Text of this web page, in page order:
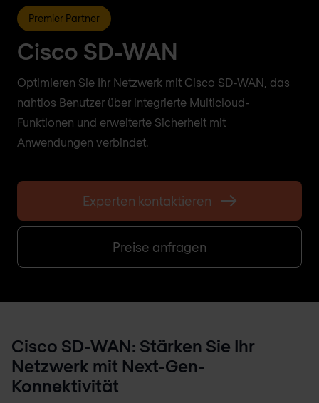
Premier Partner
Cisco SD-WAN
Optimieren Sie Ihr Netzwerk mit Cisco SD-WAN, das
nahtlos Benutzer über integrierte Multicloud-
Funktionen und erweiterte Sicherheit mit
Anwendungen verbindet.
Experten kontaktieren
Preise anfragen
Cisco SD-WAN: Stärken Sie Ihr
Netzwerk mit Next-Gen-
Konnektivität